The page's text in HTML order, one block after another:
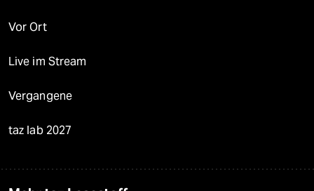
Vor Ort
Live im Stream
Vergangene
taz lab 2027